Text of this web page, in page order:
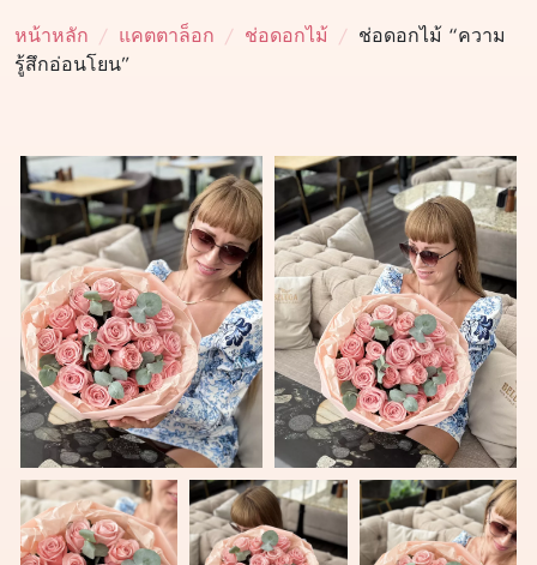
หน้าหลัก แคตตาล็อก ช่อดอกไม้
ช่อดอกไม้ “ความ
รู้สึกอ่อนโยน”